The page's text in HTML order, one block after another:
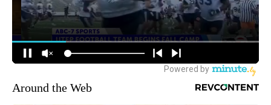
Around the Web